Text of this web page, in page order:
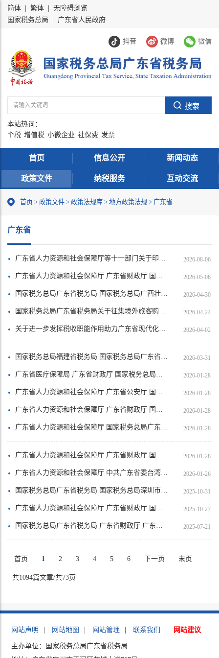
简体 繁体
无障碍浏览
国家税务总局
广东省人民政府
抖音 微博 微信
本站热词：
个税 增值税 小微企业 社保费 发票
首页 信息公开 新闻动态
政策文件 纳税服务 互动交流
首页 > 政策文件 > 政策法规库 > 地方政策法规 > 广东省
广东省
广东省人力资源和社会保障厅等十一部门关于印发《广东省工程建设项目参加工伤保险办法》的通知 2026-08-06
广东省人力资源和社会保障厅 广东省财政厅 国家税务总局广东省税务局关于印发《广东省灵活就业人员参加企业职工基本养老保险办法》的通知 2026-05-06
国家税务总局广东省税务局 国家税务总局广西壮族自治区税务局 国家税务总局海南省税务局 国家税务总局深圳市税务局关于离境退税“即买即退”跨省互认的通告 2026-04-30
国家税务总局广东省税务局关于征集境外旅客购物离境退税代理机构的通告 2026-04-24
关于进一步发挥税收职能作用助力广东省现代化产业体系建设的若干措施（2.0版） 2026-04-02
国家税务总局福建省税务局 国家税务总局广东省税务局 国家税务总局厦门市税务局 国家税务总局深圳市税务局关于离境退税“即买即退”跨省市互认的通告 2026-03-31
广东省医疗保障局 广东省财政厅 国家税务总局广东省税务局关于印发《广东省基本医疗保险参保管理经办规程》的通知 2026-01-28
广东省人力资源和社会保障厅 广东省公安厅 国家税务总局广东省税务局关于印发《广东省查处侵害社会保险基金行为办法》的通知 2026-01-28
广东省人力资源和社会保障厅 广东省财政厅 国家税务总局广东省税务局关于印发《广东省灵活就业人员参加失业保险办法》的通知 2026-01-28
广东省人力资源和社会保障厅 国家税务总局广东省税务局关于印发《广东省工伤保险业务规程》的通知 2026-01-28
广东省人力资源和社会保障厅 广东省财政厅 国家税务总局广东省税务局关于做好大龄领取失业保险金人员参加企业职工基本养老保险有关事项的通知 2026-01-28
广东省人力资源和社会保障厅 中共广东省委台湾工作办公室 中共广东省委港澳工作办公室 广东省财政厅 国家税务总局广东省税务局关于印发《支持港澳青年在粤港澳大湾区就业创业的实施细则》的通知 2026-01-26
国家税务总局广东省税务局 国家税务总局深圳市税务局 广东省财政厅 广东省水利厅关于进一步加强水资源税征管有关事项的公告 2025-10-31
广东省人力资源和社会保障厅 广东省财政厅 国家税务总局广东省税务局关于公布2025年职工基本养老保险缴费基数上下限和基本养老金计发基数等有关问题的通知 2025-10-27
国家税务总局广东省税务局 广东省财政厅 广东省水利厅关于印发《广东省水土保持补偿费征管工作流程》的通知 2025-07-21
首页 1 2 3 4 5 6 下一页 末页
共1094篇文章/共73页
网站声明 网站地图 网站管理 联系我们 网站建议
主办单位：国家税务总局广东省税务局